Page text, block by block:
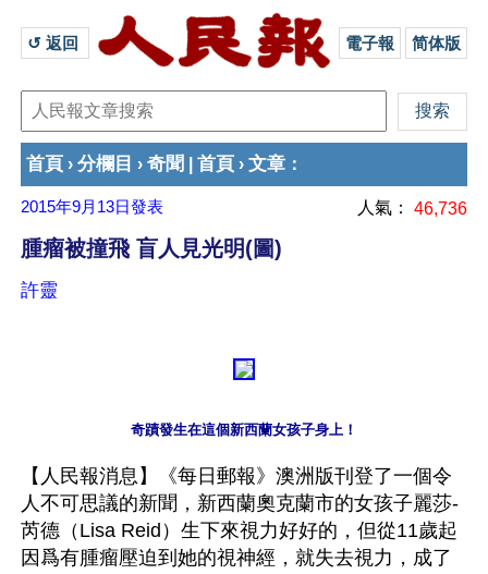
↺ 返回 電子報 简体版
首頁 › 分欄目 › 奇聞 首頁 › 文章 ：
2015年9月13日發表 人氣： 46,736
腫瘤被撞飛 盲人見光明(圖)
許靈
奇蹟發生在這個新西蘭女孩子身上！
【人民報消息】《每日郵報》澳洲版刊登了一個令
人不可思議的新聞，新西蘭奧克蘭市的女孩子麗莎-
芮德（Lisa Reid）生下來視力好好的，但從11歲起
因爲有腫瘤壓迫到她的視神經，就失去視力，成了